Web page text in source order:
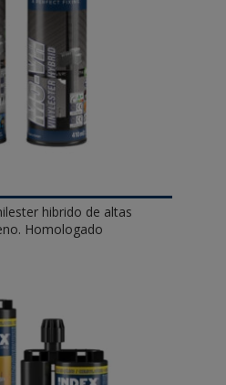
hibrido de altas
Homologado